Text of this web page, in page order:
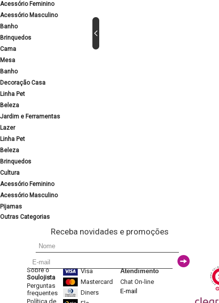
Acessório Feminino
Acessório Masculino
Banho
Brinquedos
Cama
Mesa
Banho
Decoração Casa
Linha Pet
Beleza
Jardim e Ferramentas
Lazer
Linha Pet
Beleza
Brinquedos
Cultura
Acessório Feminino
Acessório Masculino
Pijamas
Outras Categorias
Receba novidades e promoções
Sobre o
Soulojista
Perguntas
frequentes
Política de
Visa
Mastercard
Diners
Atendimento
Chat On-line
E-mail